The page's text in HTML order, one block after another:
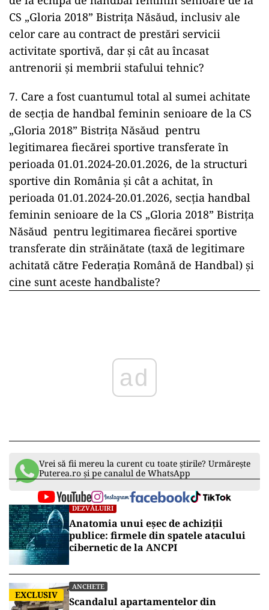
CS „Gloria 2018” Bistrița Năsăud, inclusiv ale
celor care au contract de prestări servicii
activitate sportivă, dar și cât au încasat
antrenorii și membrii stafului tehnic?
7. Care a fost cuantumul total al sumei achitate
de secția de handbal feminin senioare de la CS
„Gloria 2018” Bistrița Năsăud pentru
legitimarea fiecărei sportive transferate în
perioada 01.01.2024-20.01.2026, de la structuri
sportive din România și cât a achitat, în
perioada 01.01.2024-20.01.2026, secția handbal
feminin senioare de la CS „Gloria 2018” Bistrița
Năsăud pentru legitimarea fiecărei sportive
transferate din străinătate (taxă de legitimare
achitată către Federația Română de Handbal) și
cine sunt aceste handbaliste?
ad
Vrei să fii mereu la curent cu toate știrile? Urmărește
Puterea.ro și pe canalul de WhatsApp
DEZVĂLUIRI
Anatomia unui eșec de achiziții
publice: firmele din spatele atacului
cibernetic de la ANCPI
EXCLUSIV
ANCHETE
Scandalul apartamentelor din